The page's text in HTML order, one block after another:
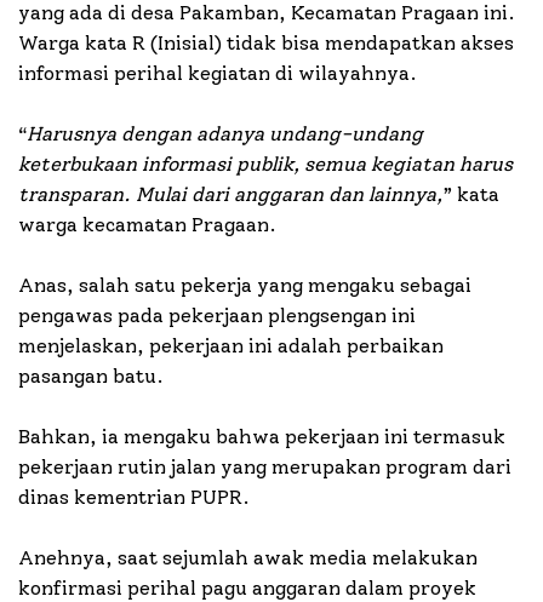
yang ada di desa Pakamban, Kecamatan Pragaan ini.
Warga kata R (Inisial) tidak bisa mendapatkan akses
informasi perihal kegiatan di wilayahnya.
“Harusnya dengan adanya undang-undang
keterbukaan informasi publik, semua kegiatan harus
transparan. Mulai dari anggaran dan lainnya,” kata
warga kecamatan Pragaan.
Anas, salah satu pekerja yang mengaku sebagai
pengawas pada pekerjaan plengsengan ini
menjelaskan, pekerjaan ini adalah perbaikan
pasangan batu.
Bahkan, ia mengaku bahwa pekerjaan ini termasuk
pekerjaan rutin jalan yang merupakan program dari
dinas kementrian PUPR.
Anehnya, saat sejumlah awak media melakukan
konfirmasi perihal pagu anggaran dalam proyek